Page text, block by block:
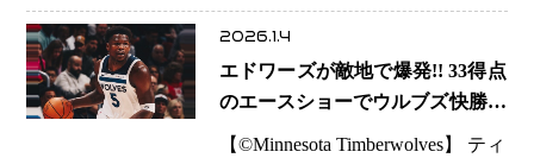
2026.1.4
エドワーズが敵地で爆発!! 33得点
のエースショーでウルブズ快勝、
ヒートの連勝止める
【©️Minnesota Timberwolves】 ティ